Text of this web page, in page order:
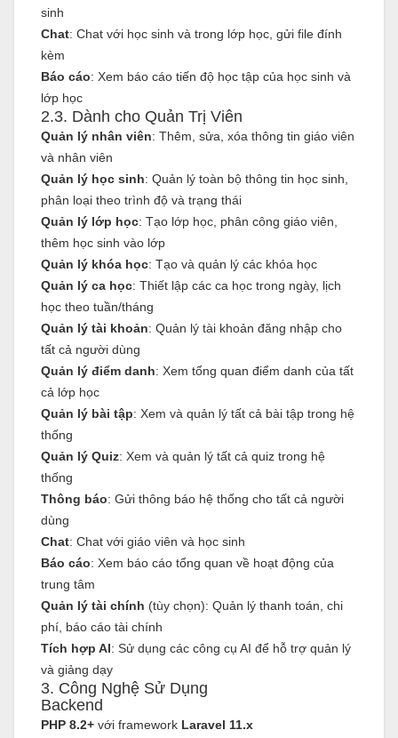
sinh
Chat: Chat với học sinh và trong lớp học, gửi file đính
kèm
Báo cáo: Xem báo cáo tiến độ học tập của học sinh và
lớp học
2.3. Dành cho Quản Trị Viên
Quản lý nhân viên: Thêm, sửa, xóa thông tin giáo viên
và nhân viên
Quản lý học sinh: Quản lý toàn bộ thông tin học sinh,
phân loại theo trình độ và trạng thái
Quản lý lớp học: Tạo lớp học, phân công giáo viên,
thêm học sinh vào lớp
Quản lý khóa học: Tạo và quản lý các khóa học
Quản lý ca học: Thiết lập các ca học trong ngày, lịch
học theo tuần/tháng
Quản lý tài khoản: Quản lý tài khoản đăng nhập cho
tất cả người dùng
Quản lý điểm danh: Xem tổng quan điểm danh của tất
cả lớp học
Quản lý bài tập: Xem và quản lý tất cả bài tập trong hệ
thống
Quản lý Quiz: Xem và quản lý tất cả quiz trong hệ
thống
Thông báo: Gửi thông báo hệ thống cho tất cả người
dùng
Chat: Chat với giáo viên và học sinh
Báo cáo: Xem báo cáo tổng quan về hoạt động của
trung tâm
Quản lý tài chính (tùy chọn): Quản lý thanh toán, chi
phí, báo cáo tài chính
Tích hợp AI: Sử dụng các công cụ AI để hỗ trợ quản lý
và giảng dạy
3. Công Nghệ Sử Dụng
Backend
PHP 8.2+ với framework Laravel 11.x